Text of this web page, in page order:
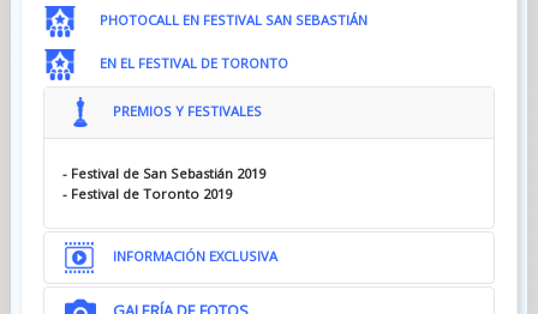
PHOTOCALL EN FESTIVAL SAN SEBASTIÁN
EN EL FESTIVAL DE TORONTO
PREMIOS Y FESTIVALES
- Festival de San Sebastián 2019
- Festival de Toronto 2019
INFORMACIÓN EXCLUSIVA